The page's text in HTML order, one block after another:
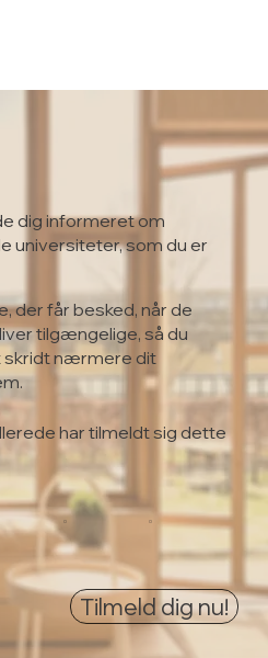
dig informeret om
universiteter, som du er
der får besked, når de
tilgængelige, så du
skridt nærmere dit
har tilmeldt sig dette
0
0
Tilmeld dig nu!